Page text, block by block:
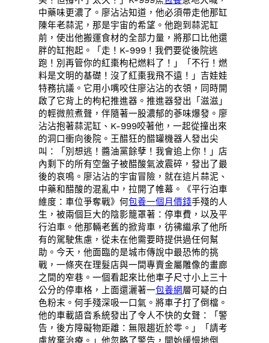
中藥味更濃了。廖沾沾知道，他必須帶走他那缸
陳年老蒜泥，那是宇宙的希望。他跑到蒜泥缸
前，使出他搬運食材的全部力量，將那口比他還
胖的缸抱起。「走！K-999！我們要從後院逃
跑！別再管你的紅棗枸杞燃料了！」「不行！燃
料是文明的基礎！沒了紅棗我飛不遠！」吉娃娃
特務抗議。它用小嘴咬住廖沾沾的衣領，同時開
啟了它背上的枸杞推進器。推進器發出「滋滋」
的輕微煎煮聲，伴隨著一股濃郁的蔘味爆發。廖
沾沾抱著蒜泥缸、K-999咬著他，一起從撞出來
的洞口衝向後院。王醋狂的醋罐機器人發出尖
叫：「別想逃！醬油黨餘孽！我會追上你！」店
內剩下的所有空盤子被醋酸氣波震碎，發出了最
後的哀鳴。廖沾沾的宇宙冒險，就在這片蒜泥、
中藥和醋酸的混亂中，拉開了帷幕。《平行泊車
維度：車位爭奪戰》何包養一個月價錢手殘的人
生，被兩個巨大的陰影籠罩著：停車費，以及平
行泊車。他那輛老舊的掀背車，彷彿繼承了他所
有的駕駛焦慮，從未在他需要時提供過任何幫
助。今天，他面臨的是城市傳說中最恐怖的挑
戰，一條夾在理髮店與一間專賣金屬雕像的畫廊
之間的窄巷。一個看起來比他車子尺寸小上三十
公分的停車格，上面還灑著一包養網層可疑的白
色粉末。何手殘深吸一口氣。將車子打了倒檔。
他的車載語音系統發出了令人不快的女聲：「警
告，後方障礙物距離：無限趨近於零。」「請考